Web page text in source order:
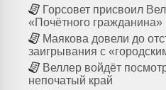
Горсовет присвоил
«Почётного гражданина»
Маякова довели до
заигрывания с
Веллер войдёт
непочатый край